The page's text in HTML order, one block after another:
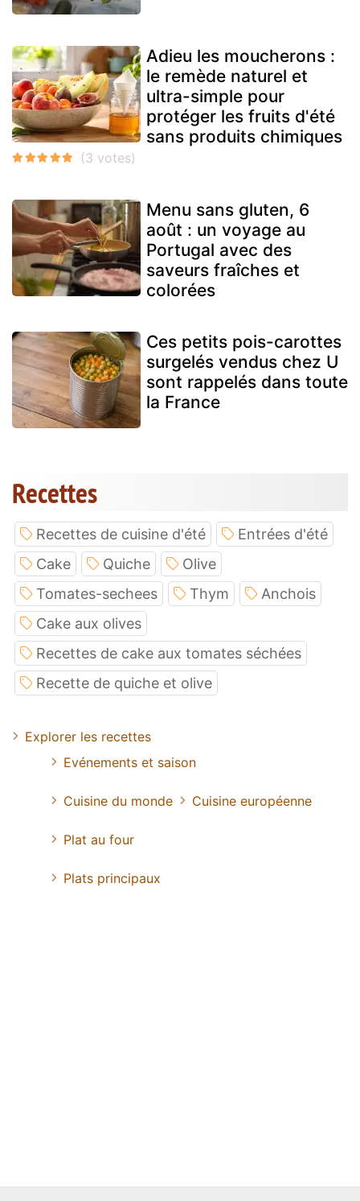
Adieu les moucherons :
le remède naturel et
ultra-simple pour
protéger les fruits d'été
sans produits chimiques
Menu sans gluten, 6
août : un voyage au
Portugal avec des
saveurs fraîches et
colorées
Ces petits pois-carottes
surgelés vendus chez U
sont rappelés dans toute
la France
Recettes
Recettes de cuisine d'été
Entrées d'été
Cake
Quiche
Olive
Tomates-sechees
Thym
Anchois
Cake aux olives
Recettes de cake aux tomates séchées
Recette de quiche et olive
Explorer les recettes
Evénements et saison
Cuisine du monde Cuisine européenne
Plat au four
Plats principaux